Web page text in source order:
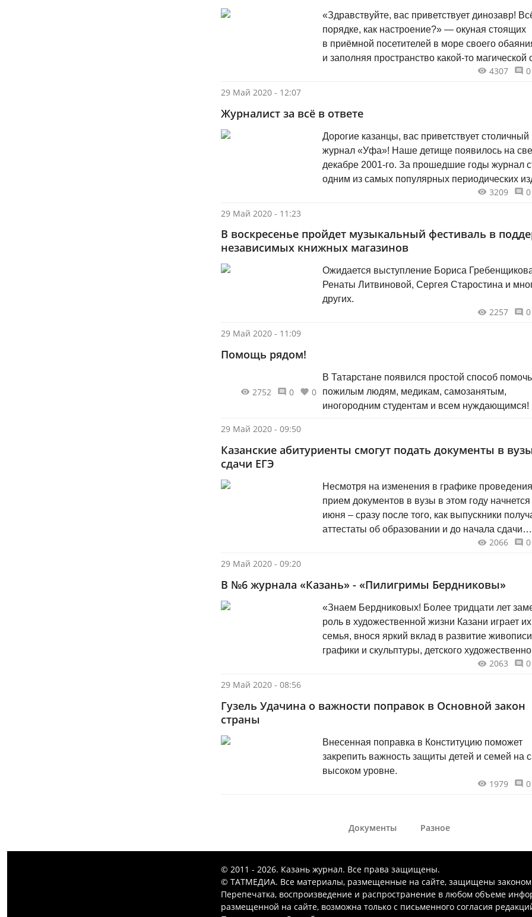
«Здравствуйте, вас приветствует динозавр!
порядке, как настроение?» — окуная стоящих
в приёмной посетителей в море своего
и заполняя пространство какой-то магической
явилась предо мной эта решительная, красивая
4307 0
29 Май 2020 - 12:07
Журналист за всё в ответе
Дорогие казанцы, вас приветствует столичный
журнал «Уфа»! Наше детище появилось на свет в
декабре 2001-го. За прошедшие годы журнал
одним из самых популярных периодических
3209 0
29 Май 2020 - 11:23
В воскресенье пройдет музыкальный фестиваль в
независимых книжных магазинов
Ожидается выступление Бориса
Ренаты Литвиновой, Сергея Старостина и
других.
2257 0
29 Май 2020 - 11:09
Помощь рядом!
В Татарстане появился простой способ помочь
пожилым людям, медикам, самозанятым,
иногородним студентам и всем нуждающимся!
2752 0 0
29 Май 2020 - 09:50
Казанские абитуриенты смогут подать документы в
сдачи ЕГЭ
Несмотря на изменения в графике
прием документов в вузы в этом году
июня – сразу после того, как выпускники
аттестаты об образовании и до начала сдачи
единого государственного экзамена. 2066 0
29 Май 2020 - 09:20
В №6 журнала «Казань» - «Пилигримы Бердниковы»
«Знаем Бердниковых! Более тридцати лет
роль в художественной жизни Казани играет их
семья, внося яркий вклад в развитие
графики и скульптуры, детского
2063 0
29 Май 2020 - 08:56
Гузель Удачина о важности поправок в Основной закон
страны
Внесенная поправка в Конституцию поможет
закрепить важность защиты детей и семей на
высоком уровне.
1979 0
Документы Разное
© 2011 - 2026. Казань журнал. Все права защищены.
© ТАТМЕДИА. Все материалы, размещенные на сайте, защищены
Перепечатка, воспроизведение и распространение в любом объеме
размещенной на сайте, возможна только с письменного согласия